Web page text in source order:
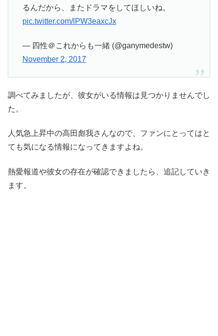
るんだから、またドラマをしてほしいね。
pic.twitter.com/lPW3eaxcJx
— 四性＠これからも一緒 (@ganymedestw)
November 2, 2017
調べてみましたが、彼女がいる情報は見つかりませんでし
た。
人気急上昇中の高田彪我さんなので、ファンにとってはと
ても気になる情報になってきますよね。
熱愛報道や彼女の存在が確認できましたら、追記していき
ます。